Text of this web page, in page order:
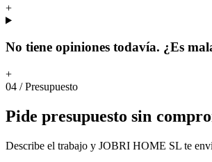
+
No tiene opiniones todavía. ¿Es
+
04 /Presupuesto
Pide presupuesto sin
Describe el trabajo y JOBRI HOME SL te